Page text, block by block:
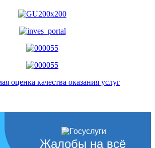
оценка качества оказания услуг
Жалобы на всё